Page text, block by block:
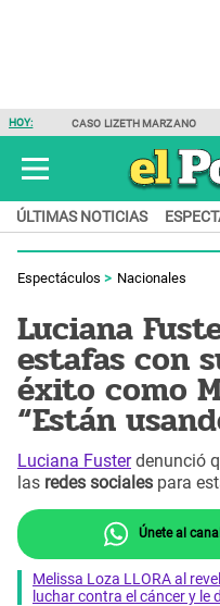
HOY: CASO LIZETH MARZANO
ÚLTIMAS NOTICIAS
Espectáculos Nacionales
Luciana
estafas con
éxito como
“Están
Luciana Fusterdenunció
las redes sociales para
Únete al
Melissa Loza LLORA al
luchar contra el cáncer y le